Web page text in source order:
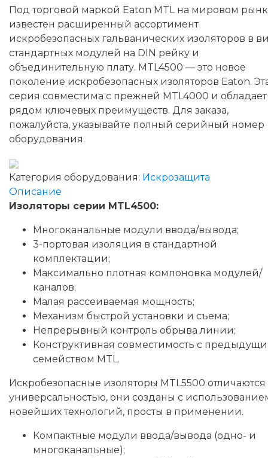
Под торговой маркой Eaton MTL на мировом
известен расширенный ассортимент
искробезопасных гальванических изоляторов в
стандартных модулей на DIN рейку и
объединительную плату. MTL4500 — это новое
поколение искробезопасных изоляторов Eaton.
серия совместима с прежней MTL4000 и обладает
рядом ключевых преимуществ. Для заказа,
пожалуйста, указывайте полный серийный номер
оборудования.
Категория оборудования: Искрозащита
Описание
Изоляторы серии MTL4500:
Многоканальные модули ввода/вывода;
3-портовая изоляция в стандартной
комплектации;
Максимально плотная компоновка модулей/
каналов;
Малая рассеиваемая мощность;
Механизм быстрой установки и съема;
Непрерывный контроль обрыва линии;
Конструктивная совместимость с
семейством MTL.
Искробезопасные изоляторы MTL5500 отличаются
универсальностью, они созданы с
новейших технологий, просты в применении.
Компактные модули ввода/вывода (одно- и
многоканальные);